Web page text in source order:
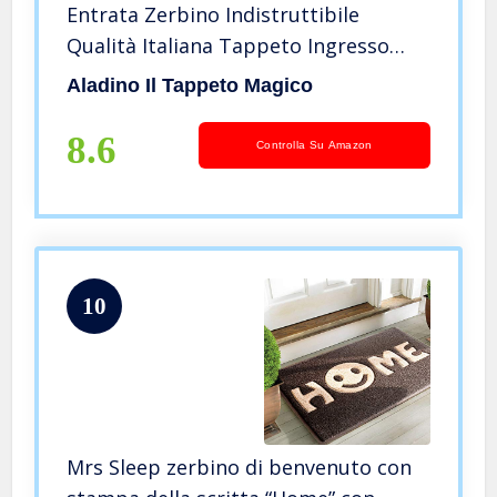
Entrata Zerbino Indistruttibile
Qualità Italiana Tappeto Ingresso
Casa Interno Esterno Terrazzo
(43_x_60_cm, grigio)
Aladino Il Tappeto Magico
8.6 Controlla Su Amazon
10
Mrs Sleep zerbino di benvenuto con